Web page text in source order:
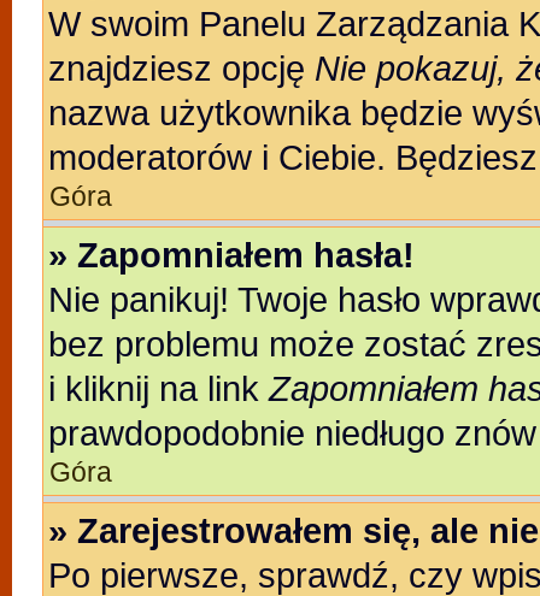
W swoim Panelu Zarządzania
znajdziesz opcję Nie pokazuj,
nazwa użytkownika będzie
moderatorów i Ciebie.
Góra
» Zapomniałem hasła!
Nie panikuj! Twoje hasło
bez problemu może zostać
i kliknij na linkZapomniałem
prawdopodobnie niedługo
Góra
» Zarejestrowałem się, ale
Po pierwsze, sprawdź, czy